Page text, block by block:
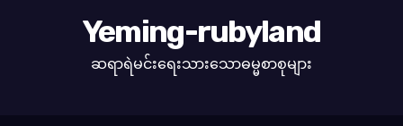
Yeming-rubyland
ဆရာရဲမင်းရေးသားသောဓမ္မစာစုများ